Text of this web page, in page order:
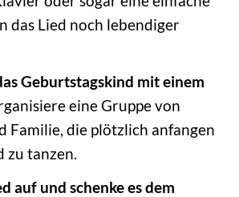
das Lied noch lebendiger
Geburtstagskind mit einem
eine Gruppe von
Familie, die plötzlich anfangen
zu tanzen.
auf und schenke es dem